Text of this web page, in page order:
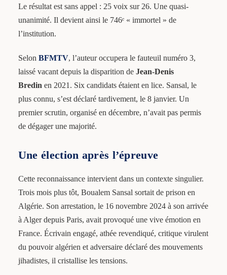
Le résultat est sans appel : 25 voix sur 26. Une quasi-
unanimité. Il devient ainsi le 746ᵉ « immortel » de
l’institution.
Selon BFMTV, l’auteur occupera le fauteuil numéro 3,
laissé vacant depuis la disparition de Jean-Denis
Bredin en 2021. Six candidats étaient en lice. Sansal, le
plus connu, s’est déclaré tardivement, le 8 janvier. Un
premier scrutin, organisé en décembre, n’avait pas permis
de dégager une majorité.
Une élection après l’épreuve
Cette reconnaissance intervient dans un contexte singulier.
Trois mois plus tôt, Boualem Sansal sortait de prison en
Algérie. Son arrestation, le 16 novembre 2024 à son arrivée
à Alger depuis Paris, avait provoqué une vive émotion en
France. Écrivain engagé, athée revendiqué, critique virulent
du pouvoir algérien et adversaire déclaré des mouvements
jihadistes, il cristallise les tensions.